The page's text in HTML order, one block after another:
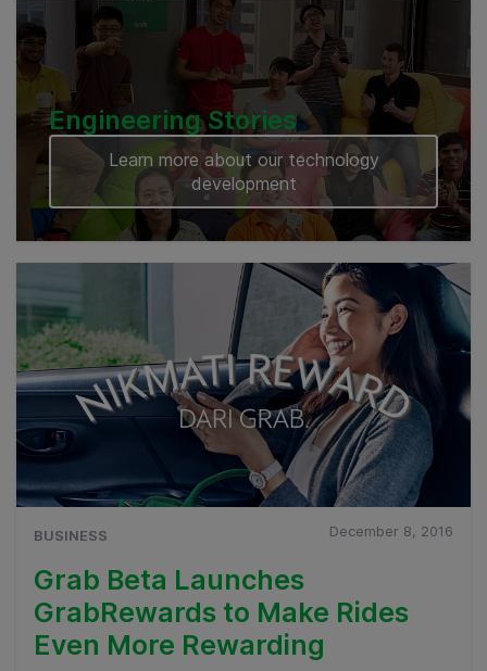
Engineering Stories
Learn more about our technology
development
BUSINESS December 8, 2016
Grab Beta Launches
GrabRewards to Make Rides
Even More Rewarding